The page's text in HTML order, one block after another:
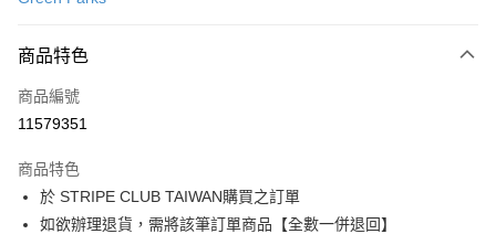
3 期 0 利率 每期
合作金庫商業銀行
上海商業儲蓄銀行
臺灣中小企業銀行
匯豐（台灣）商業銀行
華泰商業銀行
聯邦商業銀行
遠東國際商業銀行
超商取貨付款
LINE Pay
Apple Pay
街口支付
商品特色
商品編號
11579351
商品特色
於 STRIPE CLUB TAIWAN購買之訂單
如欲辦理退貨，需將該筆訂單商品【全數一併退回】